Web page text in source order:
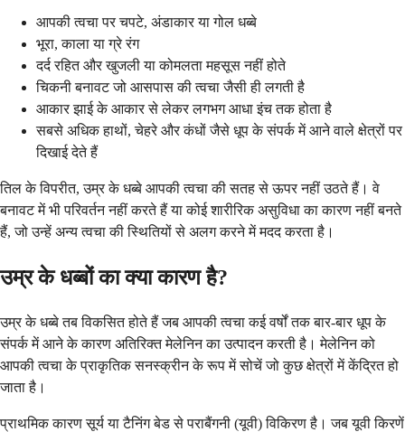
आपकी त्वचा पर चपटे, अंडाकार या गोल धब्बे
भूरा, काला या ग्रे रंग
दर्द रहित और खुजली या कोमलता महसूस नहीं होते
चिकनी बनावट जो आसपास की त्वचा जैसी ही लगती है
आकार झाई के आकार से लेकर लगभग आधा इंच तक होता है
सबसे अधिक हाथों, चेहरे और कंधों जैसे धूप के संपर्क में आने वाले क्षेत्रों पर
दिखाई देते हैं
तिल के विपरीत, उम्र के धब्बे आपकी त्वचा की सतह से ऊपर नहीं उठते हैं। वे
बनावट में भी परिवर्तन नहीं करते हैं या कोई शारीरिक असुविधा का कारण नहीं बनते
हैं, जो उन्हें अन्य त्वचा की स्थितियों से अलग करने में मदद करता है।
उम्र के धब्बों का क्या कारण है?
उम्र के धब्बे तब विकसित होते हैं जब आपकी त्वचा कई वर्षों तक बार-बार धूप के
संपर्क में आने के कारण अतिरिक्त मेलेनिन का उत्पादन करती है। मेलेनिन को
आपकी त्वचा के प्राकृतिक सनस्क्रीन के रूप में सोचें जो कुछ क्षेत्रों में केंद्रित हो
जाता है।
प्राथमिक कारण सूर्य या टैनिंग बेड से पराबैंगनी (यूवी) विकिरण है। जब यूवी किरणें